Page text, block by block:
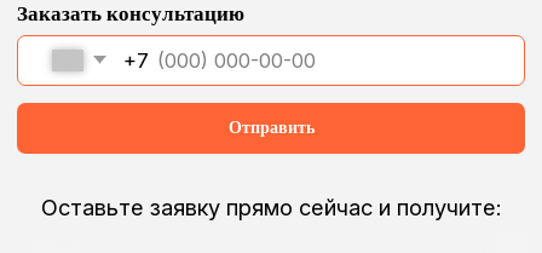
Тяжелые
шторы
Зачастую шторы очень тяжелые,